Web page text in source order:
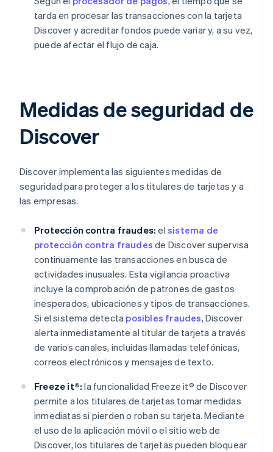
tarda en procesar las transacciones con la tarjeta
Discover y acreditar fondos puede variar y, a su vez,
puede afectar el flujo de caja.
Medidas de seguridad de
Discover
Discover implementa las siguientes medidas de
seguridad para proteger a los titulares de tarjetas y a
las empresas.
Protección contra fraudes: elsistema de
protección contra fraudes de Discover supervisa
continuamente las transacciones en busca de
actividades inusuales. Esta vigilancia proactiva
incluye la comprobación de patrones de gastos
inesperados, ubicaciones y tipos de transacciones.
Si el sistema detecta posibles fraudes, Discover
alerta inmediatamente al titular de tarjeta a través
de varios canales, incluidas llamadas telefónicas,
correos electrónicos y mensajes de texto.
Freeze it®: la funcionalidad Freeze it® de Discover
permite a los titulares de tarjetas tomar medidas
inmediatas si pierden o roban su tarjeta. Mediante
el uso de la aplicación móvil o el sitio web de
Discover, los titulares de tarjetas pueden bloquear